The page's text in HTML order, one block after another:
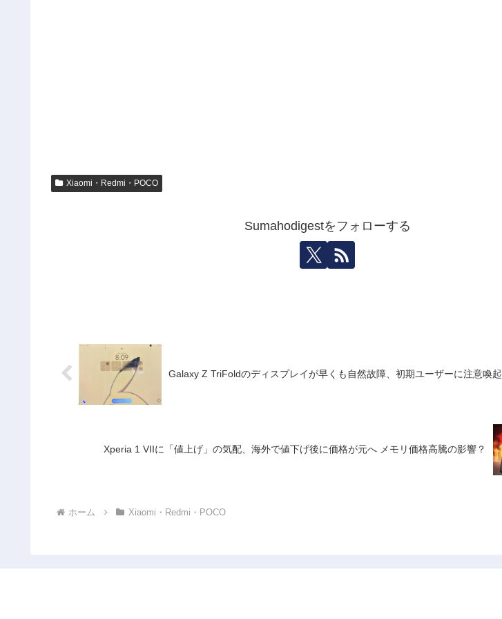
Xiaomi・Redmi・POCO
Sumahodigestをフォローする
Galaxy Z TriFoldのディスプレイが早くも自然故障、初期ユーザーに注意喚起
Xperia 1 VIIに「値上げ」の気配、海外で値下げ後に価格が元へ メモリ価格高騰の影響？
ホーム Xiaomi・Redmi・POCO